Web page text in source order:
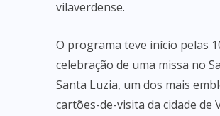
vilaverdense.
O programa teve início pelas
celebração de uma missa no
Santa Luzia, um dos mais
cartões-de-visita da cidade de